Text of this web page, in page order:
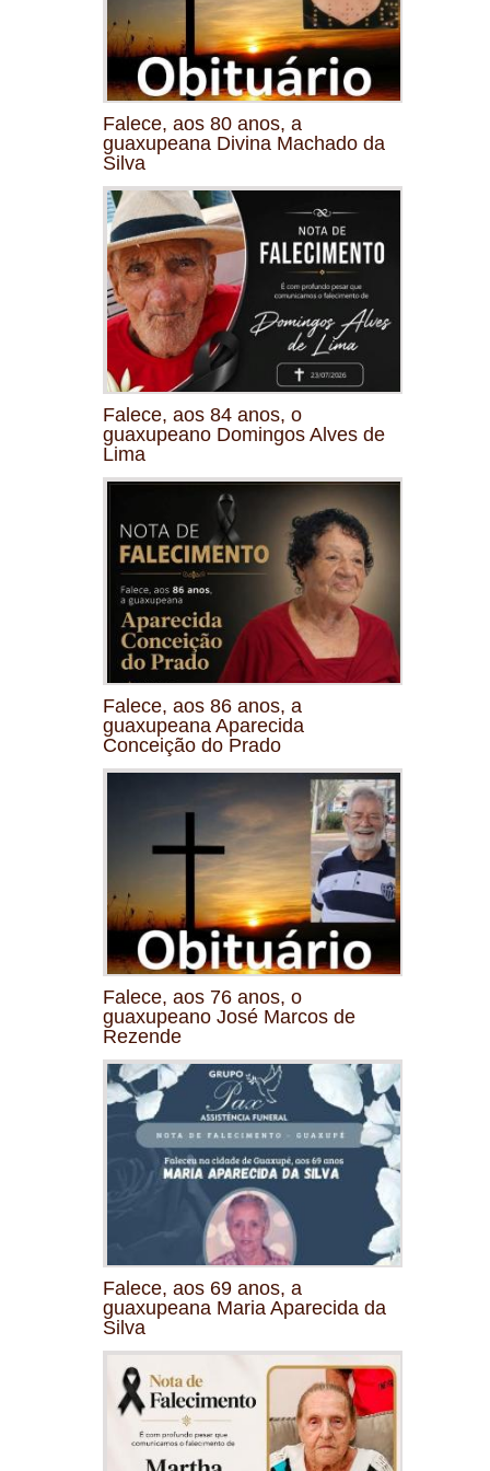
Falece, aos 80 anos, a
guaxupeana Divina Machado da
Silva
Falece, aos 84 anos, o
guaxupeano Domingos Alves de
Lima
Falece, aos 86 anos, a
guaxupeana Aparecida
Conceição do Prado
Falece, aos 76 anos, o
guaxupeano José Marcos de
Rezende
Falece, aos 69 anos, a
guaxupeana Maria Aparecida da
Silva